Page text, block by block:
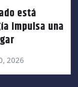
está
impulsa una
2026